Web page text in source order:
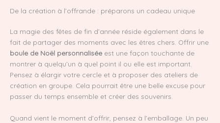
De la création à l’offrande : préparons un cadeau unique
La magie des fêtes de fin d’année réside également dans le
fait de partager des moments avec les êtres chers. Offrir une
boule de Noël personnalisée est une façon touchante de
montrer à quelqu’un à quel point il ou elle est important.
Pensez à élargir votre cercle et à proposer des ateliers de
création en groupe. Cela pourrait être une belle excuse pour
passer du temps ensemble et créer des souvenirs.
Quand vient le moment d’offrir, pensez à l’emballage. Un peu